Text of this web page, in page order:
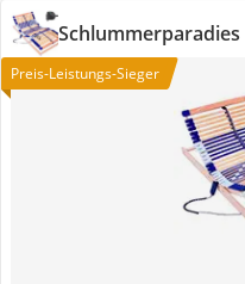
Schlummerparadies
Preis-Leistungs-Sieger